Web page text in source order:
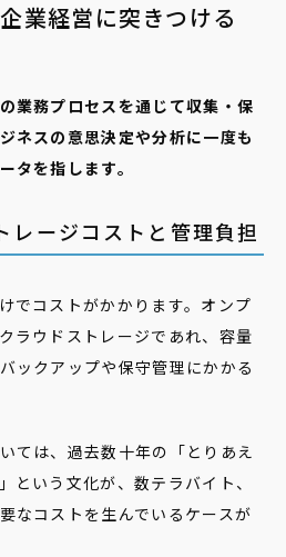
業経営に突きつける
業務プロセスを通じて収集・保
ネスの意思決定や分析に一度も
タを指します。
ージコストと管理負担
でコストがかかります。オンプ
ラウドストレージであれ、容量
ックアップや保守管理にかかる
ては、過去数十年の「とりあえ
という文化が、数テラバイト、
なコストを生んでいるケースが